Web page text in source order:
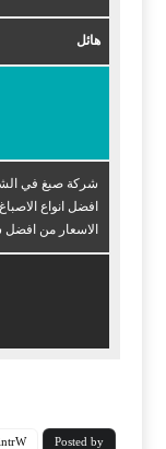
هائل
افضل انواع
الاسعار من
Posted by